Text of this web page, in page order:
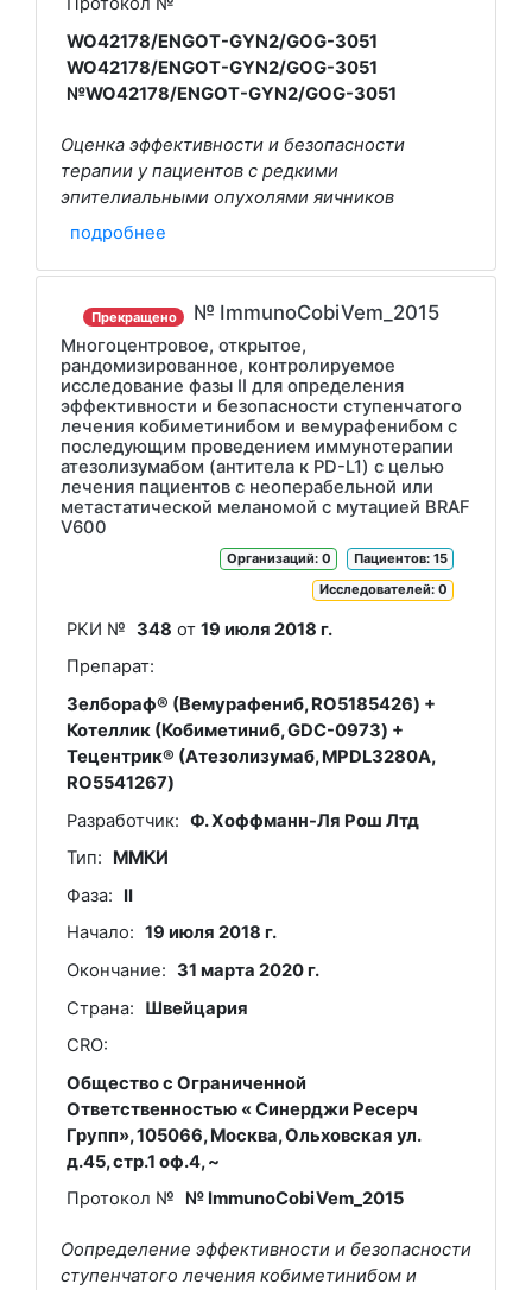
WO42178/ENGOT-GYN2/GOG-3051
WO42178/ENGOT-GYN2/GOG-3051
№WO42178/ENGOT-GYN2/GOG-3051
Оценка эффективности и безопасности
терапии у пациентов с редкими
эпителиальными опухолями яичников
подробнее
Прекращено № ImmunoCobiVem_2015
Многоцентровое, открытое,
рандомизированное, контролируемое
исследование фазы II для определения
эффективности и безопасности ступенчатого
лечения кобиметинибом и вемурафенибом с
последующим проведением иммунотерапии
атезолизумабом (антитела к PD-L1) с целью
лечения пациентов с неоперабельной или
метастатической меланомой с мутацией BRAF
V600
Пациентов: 15
Организаций: 0
Исследователей: 0
РКИ № 348 от19 июля 2018 г.
Препарат:
Зелбораф® (Вемурафениб, RO5185426) +
Котеллик (Кобиметиниб, GDC-0973) +
Тецентрик® (Атезолизумаб, MPDL3280A,
RO5541267)
Разработчик: Ф. Хоффманн-Ля Рош Лтд
Тип:
ММКИ
Фаза:
II
Начало: 19 июля 2018 г.
Окончание: 31 марта 2020 г.
Страна:
Швейцария
CRO:
Общество с Ограниченной
Ответственностью « Синерджи Ресерч
Групп», 105066, Москва, Ольховская ул.
д.45, стр.1 оф.4, ~
Протокол №
№ ImmunoCobiVem_2015
Оопределение эффективности и безопасности
ступенчатого лечения кобиметинибом и